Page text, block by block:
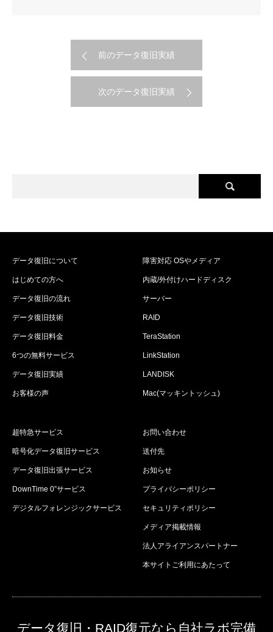
前のデータ復旧実績
次のデータ復旧実績
データ復旧について
はじめての方へ
データ復旧の流れ
データ復旧技術
データ復旧料金
6つの無料サービス
データ復旧実績
お客様の声
障害対応 OSやメディア
内蔵/外付けハードディスク
サーバー
RAID
TeraStation
LinkStation
LANDISK
Mac(マッキントッシュ)
超特急サービス
暗号化データ復旧サービス
データ復旧出張サービス
DownTime 0”サービス
デジタルフォレンジックサービス
お問い合わせ
送付先
お知らせ
プライバシーポリシー
セキュリティポリシー
メディア掲載情報
法人アライアンスパートナー
本サイトご利用にあたって
データ復旧・RAID復元なら自社ラボ完備